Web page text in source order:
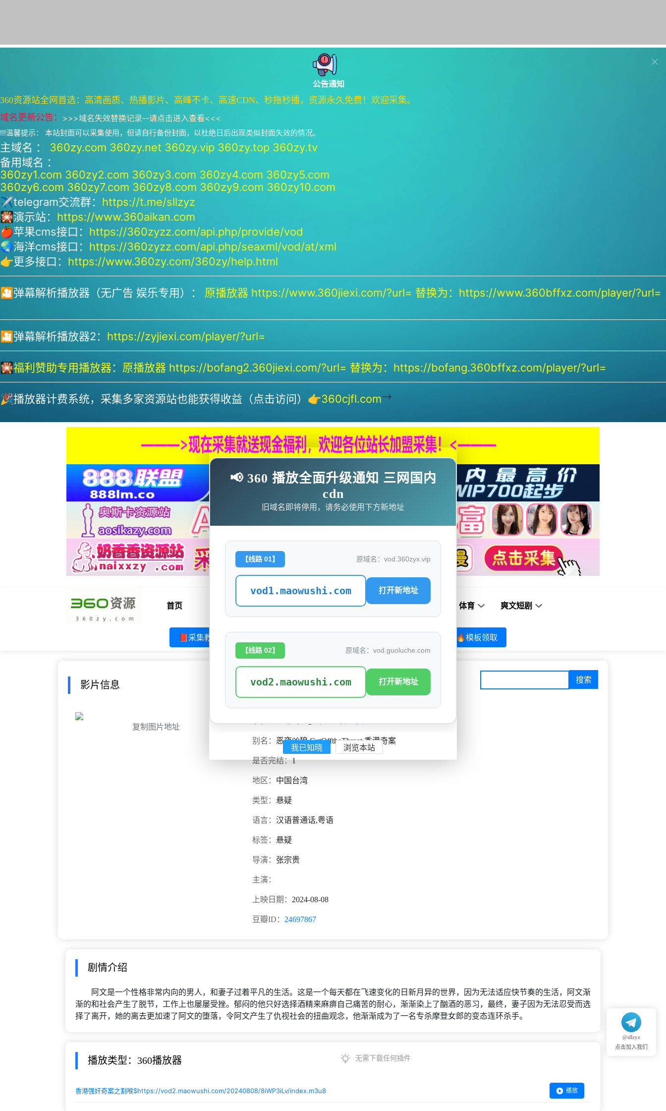
公告通知
360资源站全网首选：高清画质、热播影片、高峰不卡、高速CDN、秒拖秒播，资源永久免费！欢迎采集。
域名更新公告： >>>域名失效替换记录--请点击进入查看<<<
!!!温馨提示： 本站封面可以采集使用，但请自行备份封面，以杜绝日后出现类似封面失效的情况。
主域名 ： 360zy.com 360zy.net 360zy.vip 360zy.top 360zy.tv
备用域名 ：
360zy1.com 360zy2.com 360zy3.com 360zy4.com 360zy5.com
360zy6.com 360zy7.com 360zy8.com 360zy9.com 360zy10.com
✈telegram交流群： https://t.me/sllzyz
🎇演示站： https://www.360aikan.com
🍎苹果cms接口： https://360zyzz.com/api.php/provide/vod
🌏海洋cms接口： https://360zyzz.com/api.php/seaxml/vod/at/xml
👉更多接口： https://www.360zy.com/360zy/help.html
🎦弹幕解析播放器（无广告 娱乐专用）： 原播放器 https://www.360jiexi.com/?url= 替换为：https://www.360bffxz.com/player/?url=
🎦弹幕解析播放器2： https://zyjiexi.com/player/?url=
🎇福利赞助专用播放器： 原播放器 https://bofang2.360jiexi.com/?url= 替换为：https://bofang.360bffxz.com/player/?url=
🎉播放器计费系统，采集多家资源站也能获得收益（点击访问）👉360cjfl.com-->
首页 连续剧 综艺 动漫 伦理片 体育 爽文短剧
📕采集教程 🔥模板领取
影片信息
复制图片地址
别名： 恶夜凶狼,CutOfftheThroat,香港奇案
是否完结：1
地区： 中国台湾
类型： 悬疑
语言： 汉语普通话,粤语
标签： 悬疑
导演： 张宗贵
主演：
上映日期： 2024-08-08
豆瓣ID： 24697867
剧情介绍
阿文是一个性格非常内向的男人，和妻子过着平凡的生活。这是一个每天都在飞速变化的日新月异的世界，因为无法适应快节奏的生活，阿文渐
渐的和社会产生了脱节，工作上也屡屡受挫。郁闷的他只好选择酒精来麻痹自己痛苦的耐心，渐渐染上了酗酒的恶习，最终，妻子因为无法忍受而选
择了离开，她的离去更加速了阿文的堕落，令阿文产生了仇视社会的扭曲观念，他渐渐成为了一名专杀摩登女郎的变态连环杀手。
播放类型：360播放器 无需下载任何插件
香港强奸奇案之割喉$https://vod2.maowushi.com/20240808/8iWP3iLv/index.m3u8 播放
@sllzyz
点击加入我们
📢 360 播放全面升级通知 三网国内
cdn
旧域名即将停用，请务必使用下方新地址
【线路 01】 原域名：vod.360zyx.vip
vod1.maowushi.com 打开新地址
【线路 02】 原域名：vod.guoluche.com
vod2.maowushi.com 打开新地址
我已知晓 浏览本站